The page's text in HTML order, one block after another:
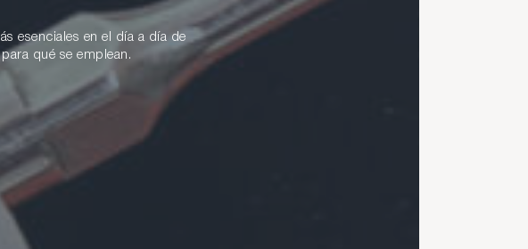
esenciales en el día a día de
qué se emplean.